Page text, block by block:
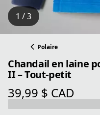
1 / 3
Polaire
Chandail en laine
II – Tout-petit
39,99 $ CAD
prix actuel 39,99 $ CAD